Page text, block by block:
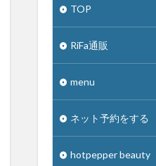
TOP
RiFa通販
menu
ネット予約をする
hotpepper beauty